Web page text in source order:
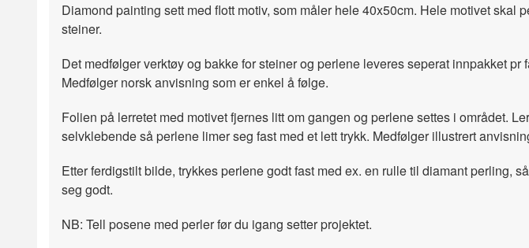
Diamond painting sett med flott motiv, som måler hele 40x50cm. Hele motivet
steiner.
Det medfølger verktøy og bakke for steiner og perlene leveres seperat innpakket pr
Medfølger norsk anvisning som er enkel å følge.
Folien på lerretet med motivet fjernes litt om gangen og perlene settes i området.
selvklebende så perlene limer seg fast med et lett trykk. Medfølger illustrert
Etter ferdigstilt bilde, trykkes perlene godt fast med ex. en rulle til diamant perling,
seg godt.
NB: Tell posene med perler før du igang setter projektet.